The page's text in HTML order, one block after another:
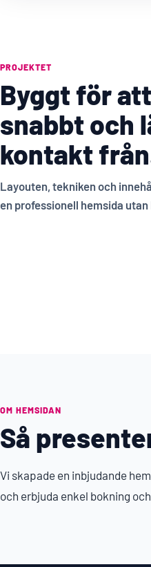
PROJEKTET
Byggt för
snabbt och
kontakt
Layouten, tekniken och
en professionell hemsida
OM HEMSIDAN
Så
Vi skapade en inbjudande
och erbjuda enkel bokning